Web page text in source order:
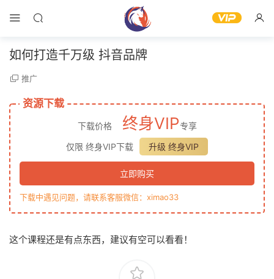
如何打造千万级 抖音品牌
推广
资源下载
下载价格 终身VIP专享
仅限 终身VIP下载
升级 终身VIP
立即购买
下载中遇见问题，请联系客服微信：ximao33
这个课程还是有点东西，建议有空可以看看！